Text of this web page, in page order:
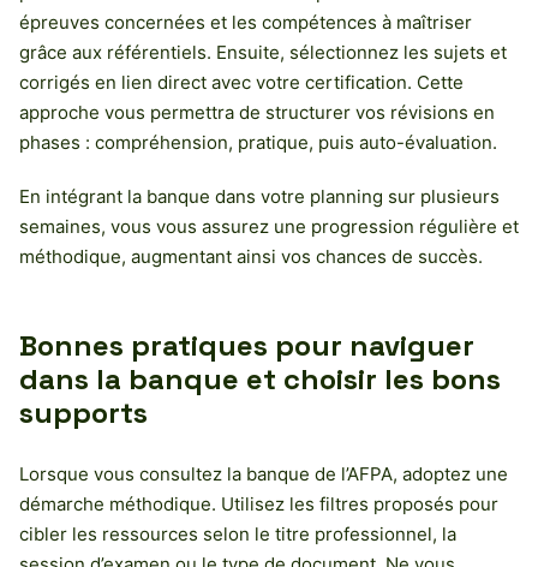
épreuves concernées et les compétences à maîtriser
grâce aux référentiels. Ensuite, sélectionnez les sujets et
corrigés en lien direct avec votre certification. Cette
approche vous permettra de structurer vos révisions en
phases : compréhension, pratique, puis auto-évaluation.
En intégrant la banque dans votre planning sur plusieurs
semaines, vous vous assurez une progression régulière et
méthodique, augmentant ainsi vos chances de succès.
Bonnes pratiques pour naviguer
dans la banque et choisir les bons
supports
Lorsque vous consultez la banque de l’AFPA, adoptez une
démarche méthodique. Utilisez les filtres proposés pour
cibler les ressources selon le titre professionnel, la